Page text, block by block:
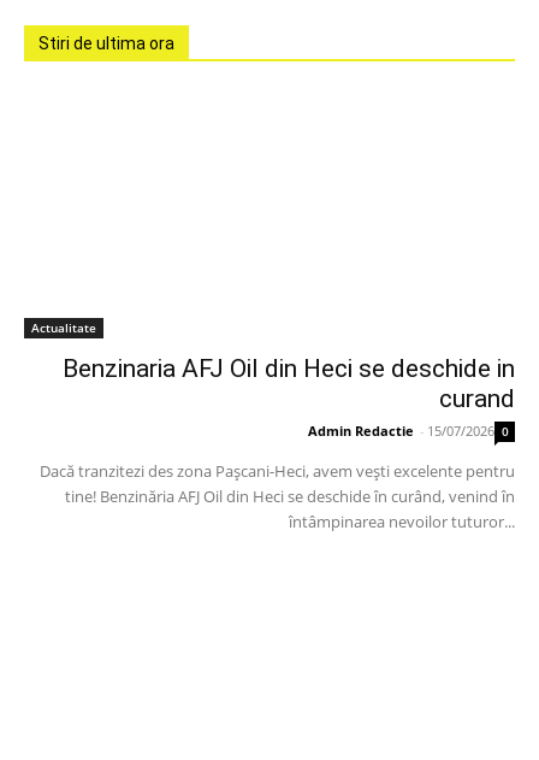
Stiri de ultima ora
Actualitate
Benzinaria AFJ Oil din Heci se deschide in
curand
Admin Redactie - 15/07/2026 0
Dacă tranzitezi des zona Pașcani-Heci, avem vești excelente pentru
tine! Benzinăria AFJ Oil din Heci se deschide în curând, venind în
întâmpinarea nevoilor tuturor...